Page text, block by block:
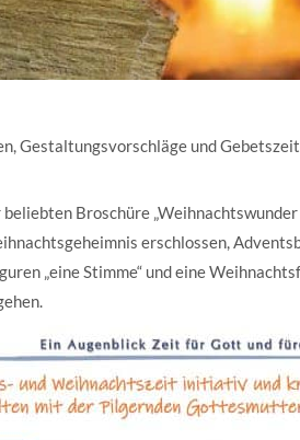
Gestaltungsvorschläge und
Broschüre „Weihnachtswunder
erschlossen,
„eine Stimme“ und eine